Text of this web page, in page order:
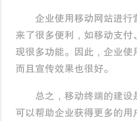
企业使用移动网站进行
来了很多便利，如移动支
现很多功能。因此，企业使
而且宣传效果也很好。
总之，移动终端的建设
可以帮助企业获得更多的